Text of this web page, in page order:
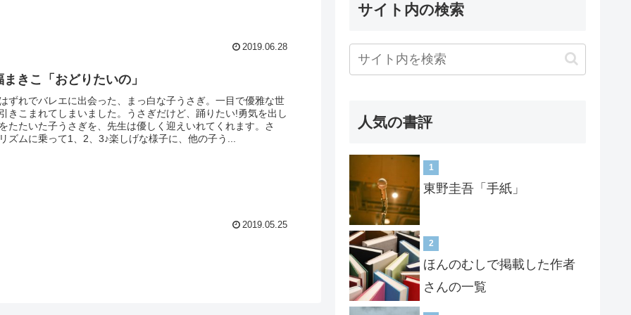
2019.06.28
まきこ「おどりたいの」
ずれでバレエに出会った、まっ白な子うさぎ。一目で優雅な世
きこまれてしまいました。うさぎだけど、踊りたい!勇気を出し
たたいた子うさぎを、先生は優しく迎えいれてくれます。さ
ズムに乗って1、2、3♪楽しげな様子に、他の子う...
2019.05.25
サイト内の検索
人気の書評
1
東野圭吾「手紙」
2
ほんのむしで掲載した作者
さんの一覧